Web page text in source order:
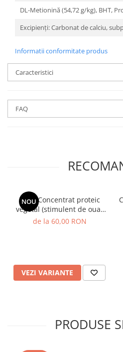
DL-Metionină (54,72 g/kg), BHT,
Excipienţi: Carbonat de calciu,
Informatii conformitate produs
Caracteristici
FAQ
NOU
CPV - Concentrat proteic
vegetal (stimulent de ouat
premium bazat pe
de la 60,00 RON
VEZI VARIANTE
PRODUSE